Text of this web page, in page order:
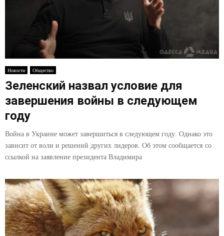
Новости Общество
Зеленский назвал условие для
завершения войны в следующем
году
Война в Украине может завершиться в следующем году. Однако это
зависит от воли и решений других лидеров. Об этом сообщается со
ссылкой на заявление президента Владимира